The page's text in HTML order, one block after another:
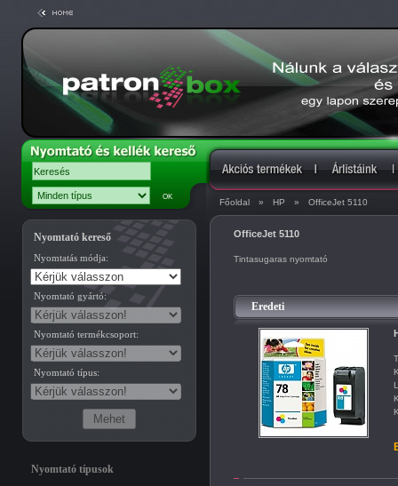
Főoldal » HP » OfficeJet 5110
Nyomtató kereső
Nyomtatás módja:
Nyomtató gyártó:
Nyomtató termékcsoport:
Nyomtató típus:
Nyomtató típusok
OfficeJet 5110
Tintasugaras nyomtató
Eredeti